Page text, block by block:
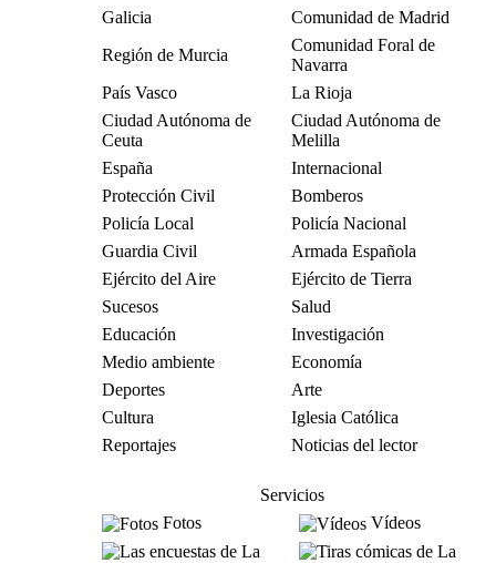
Galicia
Comunidad de Madrid
Región de Murcia
Comunidad Foral de
Navarra
País Vasco
La Rioja
Ciudad Autónoma de
Ceuta
Ciudad Autónoma de
Melilla
España
Internacional
Protección Civil
Bomberos
Policía Local
Policía Nacional
Guardia Civil
Armada Española
Ejército del Aire
Ejército de Tierra
Sucesos
Salud
Educación
Investigación
Medio ambiente
Economía
Deportes
Arte
Cultura
Iglesia Católica
Reportajes
Noticias del lector
Servicios
Fotos
Vídeos